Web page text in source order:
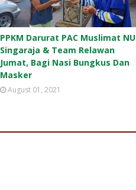
PPKM Darurat PAC Muslimat NU
Singaraja & Team Relawan
Jumat, Bagi Nasi Bungkus Dan
Masker
August 01, 2021